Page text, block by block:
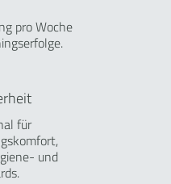
pro Woche
für
und